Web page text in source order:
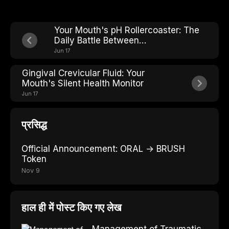
Your Mouth's pH Rollercoaster: The
Daily Battle Between
Demineralization and
Jun 17
Gingival Crevicular Fluid: Your
Mouth's Silent Health Monitor
Jun 17
प्रसिद्ध
Official Announcement: ORAL → BRUSH
Token
Nov 9
हाल ही में पोस्ट किए गए लेख